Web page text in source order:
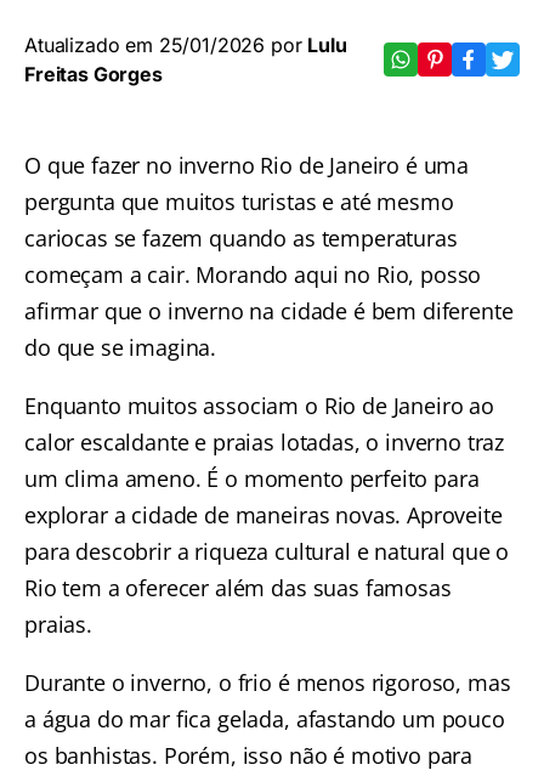
Atualizado em 25/01/2026 por Lulu
Freitas Gorges
O que fazer no inverno Rio de Janeiro é uma
pergunta que muitos turistas e até mesmo
cariocas se fazem quando as temperaturas
começam a cair. Morando aqui no Rio, posso
afirmar que o inverno na cidade é bem diferente
do que se imagina.
Enquanto muitos associam o Rio de Janeiro ao
calor escaldante e praias lotadas, o inverno traz
um clima ameno. É o momento perfeito para
explorar a cidade de maneiras novas. Aproveite
para descobrir a riqueza cultural e natural que o
Rio tem a oferecer além das suas famosas
praias.
Durante o inverno, o frio é menos rigoroso, mas
a água do mar fica gelada, afastando um pouco
os banhistas. Porém, isso não é motivo para